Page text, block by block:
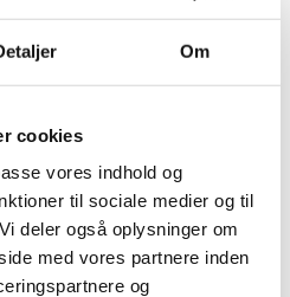
Om
cookies
vores indhold og
til sociale medier og til
deler også oplysninger om
med vores partnere inden
og
Vinderparret blev Inga
Nr. 2 blev Vivian
Alstrup, og nr. 3 Mette
Jensen, ligeledes med 40 p.
men uden
vundet af Jette Neubert
p.